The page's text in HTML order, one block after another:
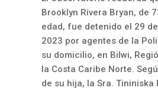
Brooklyn Rivera Bryan, de
edad, fue detenido el 29
2023 por agentes de la
su domicilio, en Bilwi,
la Costa Caribe Norte.
de su hija, la Sra. Tininiska